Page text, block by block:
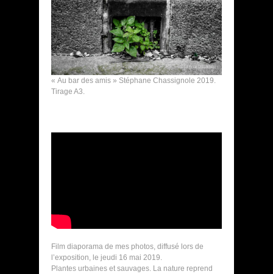
« Au bar des amis » Stéphane Chassignole 2019.
Tirage A3.
Film diaporama de mes photos, diffusé lors de
l’exposition, le jeudi 16 mai 2019.
Plantes urbaines et sauvages. La nature reprend